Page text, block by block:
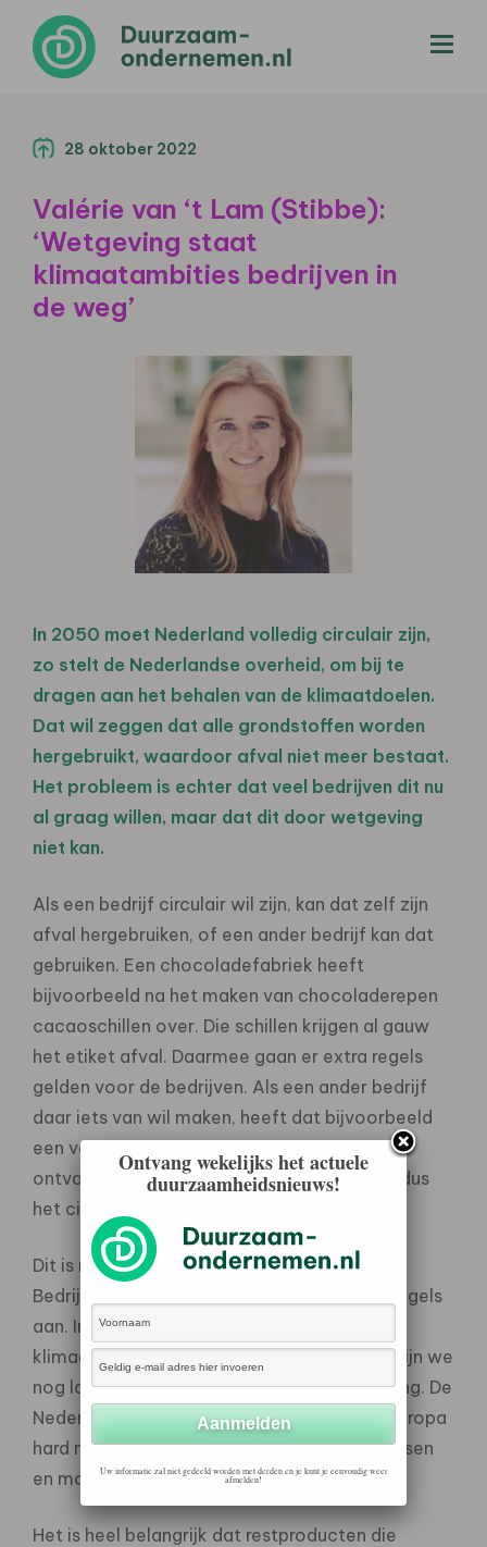
28 oktober 2022
Valérie van ‘t Lam (Stibbe):
‘Wetgeving staat
klimaatambities bedrijven in
de weg’
In 2050 moet Nederland volledig circulair zijn,
zo stelt de Nederlandse overheid, om bij te
dragen aan het behalen van de klimaatdoelen.
Dat wil zeggen dat alle grondstoffen worden
hergebruikt, waardoor afval niet meer bestaat.
Het probleem is echter dat veel bedrijven dit nu
al graag willen, maar dat dit door wetgeving
niet kan.
Als een bedrijf circulair wil zijn, kan dat zelf zijn
afval hergebruiken, of een ander bedrijf kan dat
gebruiken. Een chocoladefabriek heeft
bijvoorbeeld na het maken van chocoladerepen
cacaoschillen over. Die schillen krijgen al gauw
het etiket afval. Daarmee gaan er extra regels
gelden voor de bedrijven. Als een ander bedrijf
daar iets van wil maken, heeft dat bijvoorbeeld
een vergunning nodig om het te mogen
ontvangen. De huidige regelgeving beperkt dus
het circulair worden.
Dit is niet alleen een probleem in Nederland.
Bedrijven in heel Europa lopen tegen deze regels
aan. In 2050 moet dit hele continent
klimaatneutraal en circulair zijn. Maar daar zijn we
nog lang niet, door de ouderwetse wetgeving. De
Nederlandse overheid zou zich daarom in Europa
hard moeten blijven maken voor het aanpassen
en moderniseren hiervan.
Het is heel belangrijk dat restproducten die
Ontvang wekelijks het actuele
duurzaamheidsnieuws!
Uw informatie zal niet gedeeld worden met derden en je kunt je eenvoudig weer
afmelden!